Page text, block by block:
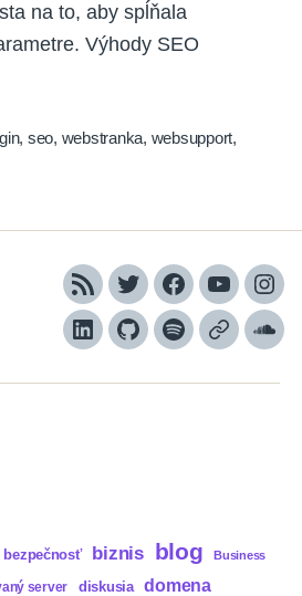
na to, aby spĺňala
Výhody SEO
, seo, webstranka, websupport,
RSS TwitterFacebook
YouTube
LinkedInGitHubSpotifyApple
bezpečnosť biznis blog Business
server diskusia domena